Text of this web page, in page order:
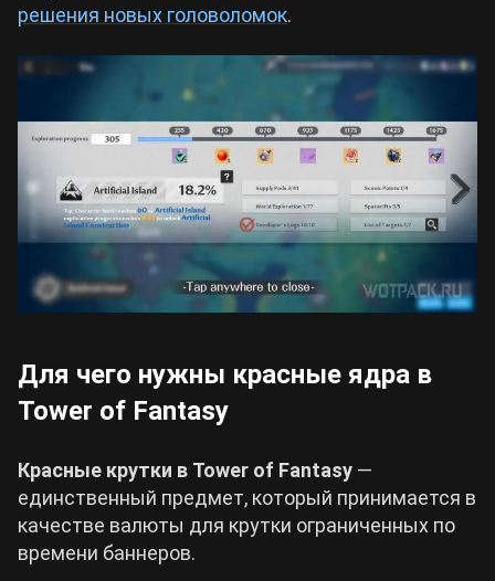
решения новых головоломок.
Для чего нужны красные ядра в
Tower of Fantasy
Красные крутки в Tower of Fantasy —
единственный предмет, который принимается в
качестве валюты для крутки ограниченных по
времени баннеров.